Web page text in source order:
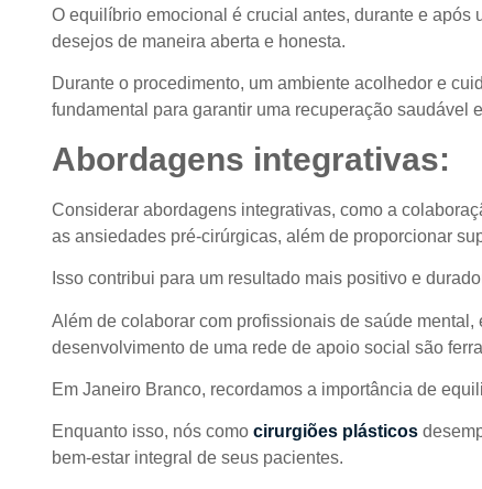
O equilíbrio emocional é crucial antes, durante e
desejos de maneira aberta e honesta.
Durante o procedimento, um ambiente acolhedor e
fundamental para garantir uma recuperação saudável
Abordagens integrativas:
Considerar abordagens integrativas, como a
as ansiedades pré-cirúrgicas, além de proporcionar
Isso contribui para um resultado mais positivo e
Além de colaborar com profissionais de saúde
desenvolvimento de uma rede de apoio social são
Em Janeiro Branco, recordamos a importância de
Enquanto isso, nós como cirurgiões plásticos
bem-estar integral de seus pacientes.